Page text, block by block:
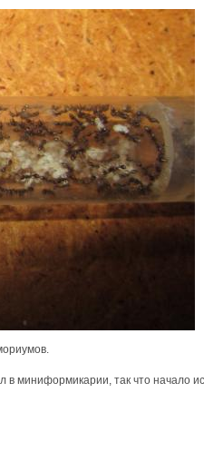
миниформикарии, так что начало